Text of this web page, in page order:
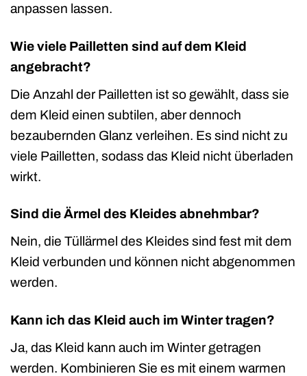
anpassen lassen.
Wie viele Pailletten sind auf dem Kleid
angebracht?
Die Anzahl der Pailletten ist so gewählt, dass sie
dem Kleid einen subtilen, aber dennoch
bezaubernden Glanz verleihen. Es sind nicht zu
viele Pailletten, sodass das Kleid nicht überladen
wirkt.
Sind die Ärmel des Kleides abnehmbar?
Nein, die Tüllärmel des Kleides sind fest mit dem
Kleid verbunden und können nicht abgenommen
werden.
Kann ich das Kleid auch im Winter tragen?
Ja, das Kleid kann auch im Winter getragen
werden. Kombinieren Sie es mit einem warmen